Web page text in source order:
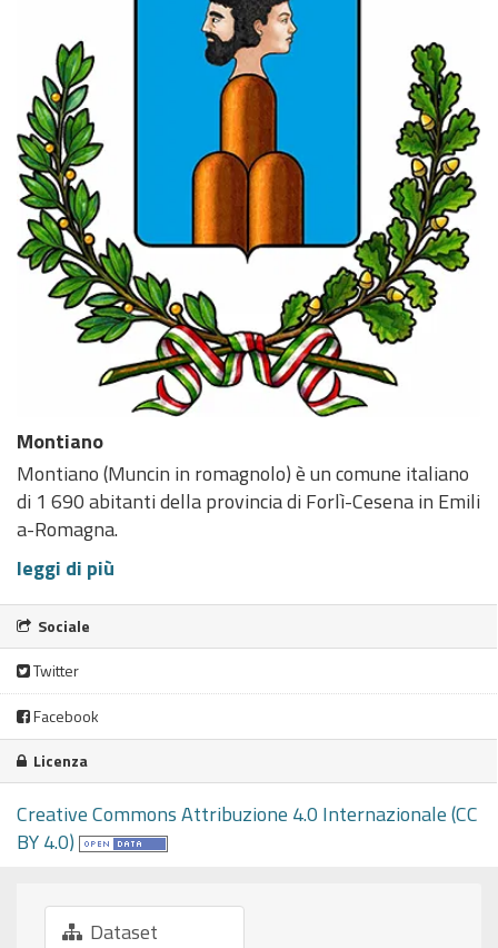
Montiano
Montiano (Muncin in romagnolo) è un comune italiano
di 1 690 abitanti della provincia di Forlì-Cesena in Emili
a-Romagna.
leggi di più
Sociale
Twitter
Facebook
Licenza
Creative Commons Attribuzione 4.0 Internazionale (CC
BY 4.0)
Dataset